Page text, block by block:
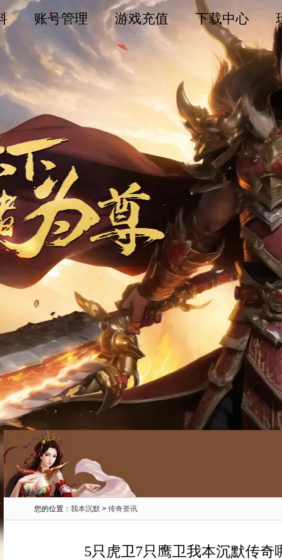
账号管理 游戏充值 下载中心
您的位置： 我本沉默 > 传奇资讯
5只虎卫7只鹰卫我本沉默传奇